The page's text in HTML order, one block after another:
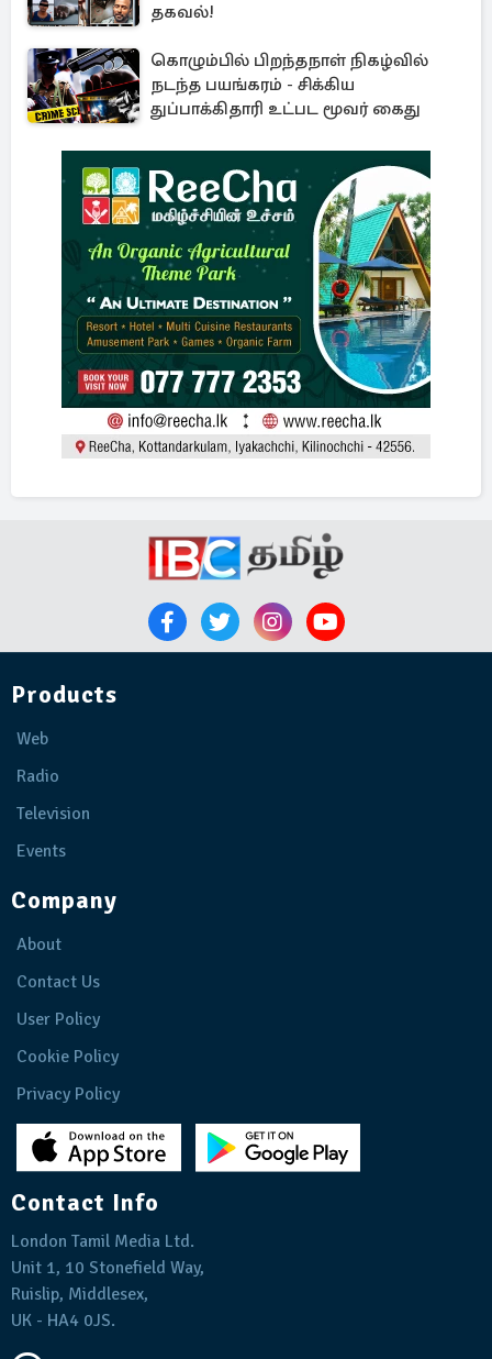
தகவல்!
கொழும்பில் பிறந்தநாள் நிகழ்வில்
நடந்த பயங்கரம் - சிக்கிய
துப்பாக்கிதாரி உட்பட மூவர் கைது
Products
Web
Radio
Television
Events
Company
About
Contact Us
User Policy
Cookie Policy
Privacy Policy
Contact Info
London Tamil Media Ltd.
Unit 1, 10 Stonefield Way,
Ruislip, Middlesex,
UK - HA4 0JS.